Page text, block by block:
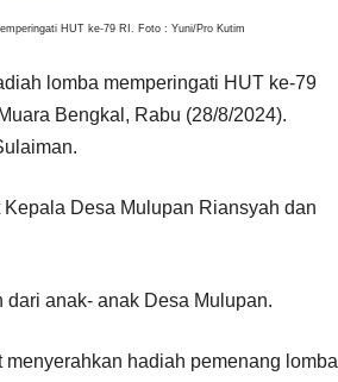
HUT ke-79 RI. Foto : Yuni/Pro Kutim
lomba memperingati HUT ke-79
Bengkal, Rabu (28/8/2024).
Desa Mulupan Riansyah dan
anak- anak Desa Mulupan.
hadiah pemenang lomba